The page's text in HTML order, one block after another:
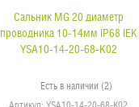
Сальник MG 20 диаметр
проводника 10-14мм IP68 IEK
YSA10-14-20-68-K02
Есть в наличии (2)